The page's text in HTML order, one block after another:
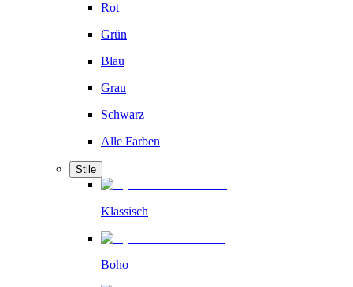
Rot
Grün
Blau
Grau
Schwarz
Alle Farben
Stile
Klassisch
Boho